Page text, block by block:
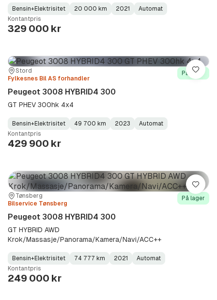
Fuel
Type:
Bensin+Elektrisitet
Kilometerstand: 20 000 km
Model
Year:
2021
Gearbox
Type:
Automat
Kontantpris
329 000 kr
Sted:
Stord
Forhandler:
Fylkesnes Bil AS forhandler
På lager
Peugeot 3008 HYBRID4 300
GT PHEV 300hk 4x4
Fuel
Type:
Bensin+Elektrisitet
Kilometerstand: 49 700 km
Model
Year:
2023
Gearbox
Type:
Automat
Kontantpris
429 900 kr
Lagre
Sted:Tønsberg
Forhandler:
Bilservice Tønsberg
På lager
Peugeot 3008 HYBRID4 300
GT HYBRID AWD
Krok/Massasje/Panorama/Kamera/Navi/ACC++
Fuel
Type:
Bensin+Elektrisitet
Kilometerstand: 74 777 km
Model
Year:
2021
Gearbox
Type:
Automat
Kontantpris
249 000 kr
Lagre